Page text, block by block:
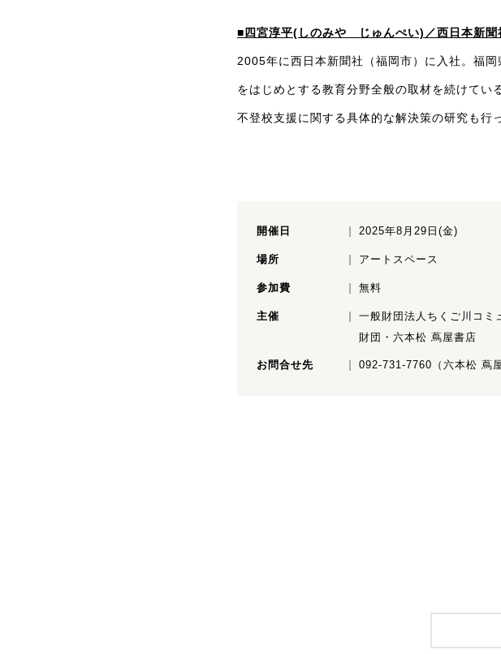
■四宮淳平(しのみや じゅんぺい)／西日本新聞
2005年に西日本新聞社（福岡市）に入社。福
をはじめとする教育分野全般の取材を続けてい
不登校支援に関する具体的な解決策の研究も行
開催日 2025年8月29日(金)
場所 アートスペース
参加費 無料
主催
一般財団法人ちくご川コミ
財団・六本松 蔦屋書店
お問合せ先 092-731-7760（六本松 蔦